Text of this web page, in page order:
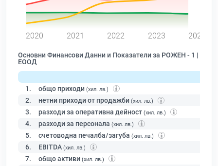
2020 2021 2022 2023 2024
Основни Финансови Данни и Показатели за РОЖЕН - 1 |
ЕООД
1. общо приходи (хил. лв.)
2. нетни приходи от продажби (хил. лв.)
3. разходи за оперативна дейност (хил. лв.)
4. разходи за персонала (хил. лв.)
5. счетоводна печалба/загуба (хил. лв.)
6. EBITDA (хил. лв.)
7. общо активи (хил. лв.)